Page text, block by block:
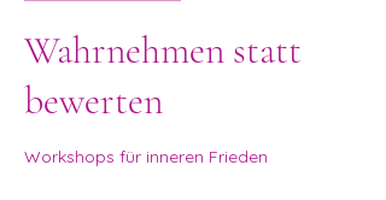
Wahrnehmen statt
bewerten
Workshops für inneren Frieden